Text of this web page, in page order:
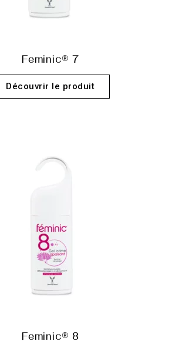
Feminic® 7
Découvrir le produit
Feminic® 8